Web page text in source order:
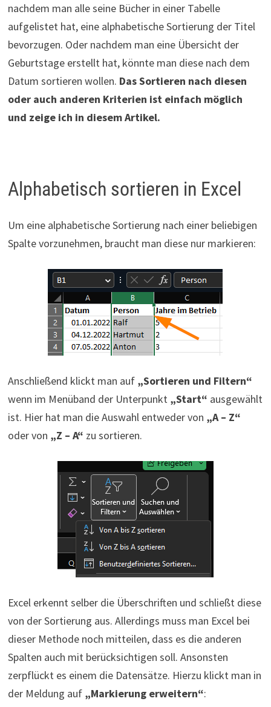
nachdem man alle seine Bücher in einer Tabelle
aufgelistet hat, eine alphabetische Sortierung der Titel
bevorzugen. Oder nachdem man eine Übersicht der
Geburtstage erstellt hat, könnte man diese nach dem
Datum sortieren wollen. Das Sortieren nach diesen
oder auch anderen Kriterien ist einfach möglich
und zeige ich in diesem Artikel.
Alphabetisch sortieren in Excel
Um eine alphabetische Sortierung nach einer beliebigen
Spalte vorzunehmen, braucht man diese nur markieren:
Anschließend klickt man auf „Sortieren und Filtern“
wenn im Menüband der Unterpunkt „Start“ ausgewählt
ist. Hier hat man die Auswahl entweder von „A – Z“
oder von „Z – A“ zu sortieren.
Excel erkennt selber die Überschriften und schließt diese
von der Sortierung aus. Allerdings muss man Excel bei
dieser Methode noch mitteilen, dass es die anderen
Spalten auch mit berücksichtigen soll. Ansonsten
zerpflückt es einem die Datensätze. Hierzu klickt man in
der Meldung auf „Markierung erweitern“: